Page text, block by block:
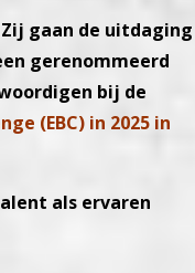
Zij gaan de uitdaging
gerenommeerd
bij de
(EBC) in 2025 in
als ervaren